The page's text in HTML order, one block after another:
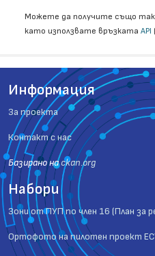
Можете да получите също
като използвате връзката API
Информация
За проекта
Контакт с нас
Базиранo наckan.org
Набори
Зони от ПУП по член 16 (План за
Ортофото на пилотен проект